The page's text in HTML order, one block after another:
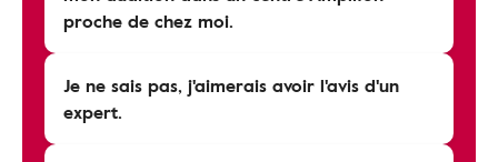
proche de chez moi.
Je ne sais pas, j'aimerais avoir l'avis d'un
expert.